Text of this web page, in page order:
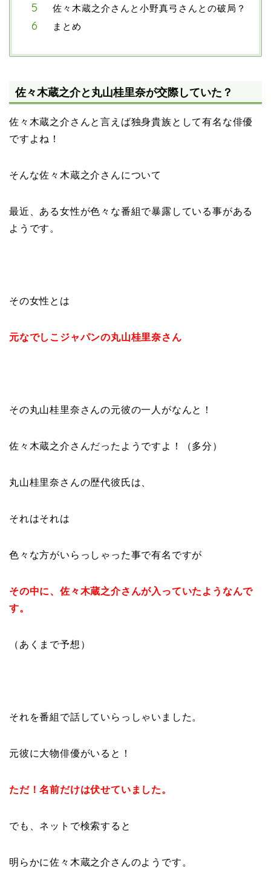
佐々木蔵之介さんと小野真弓さんとの破局？
まとめ
佐々木蔵之介と丸山桂里奈が交際していた？
佐々木蔵之介さんと言えば独身貴族として有名な俳優
ですよね！
そんな佐々木蔵之介さんについて
最近、ある女性が色々な番組で暴露している事がある
ようです。
その女性とは
元なでしこジャパンの丸山桂里奈さん
その丸山桂里奈さんの元彼の一人がなんと！
佐々木蔵之介さんだったようですよ！（多分）
丸山桂里奈さんの歴代彼氏は、
それはそれは
色々な方がいらっしゃった事で有名ですが
その中に、佐々木蔵之介さんが入っていたようなんで
す。
（あくまで予想）
それを番組で話していらっしゃいました。
元彼に大物俳優がいると！
ただ！名前だけは伏せていました。
でも、ネットで検索すると
明らかに佐々木蔵之介さんのようです。